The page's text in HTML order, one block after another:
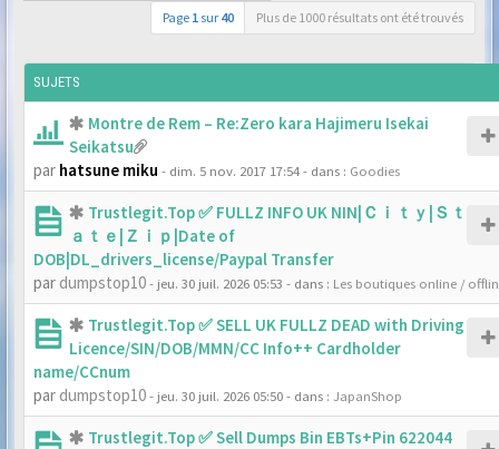
Page 1 sur 40 Plus de 1000 résultats ont été trouvés
SUJETS
Montre de Rem – Re:Zero kara Hajimeru Isekai
Seikatsu
par hatsune miku - dim. 5 nov. 2017 17:54- dans : Goodies
Trustlegit.Top ✅ FULLZ INFO UK NIN|Ｃｉｔｙ|Ｓｔ
ａｔｅ|Ｚｉｐ|Date of
DOB|DL_drivers_license/Paypal Transfer
par dumpstop10- jeu. 30 juil. 2026 05:53 - dans : Les boutiques online /
Trustlegit.Top ✅ SELL UK FULLZ DEAD with Driving
Licence/SIN/DOB/MMN/CC Info++ Cardholder
name/CCnum
par dumpstop10- jeu. 30 juil. 2026 05:50- dans : JapanShop
Trustlegit.Top ✅ Sell Dumps Bin EBTs+Pin 622044